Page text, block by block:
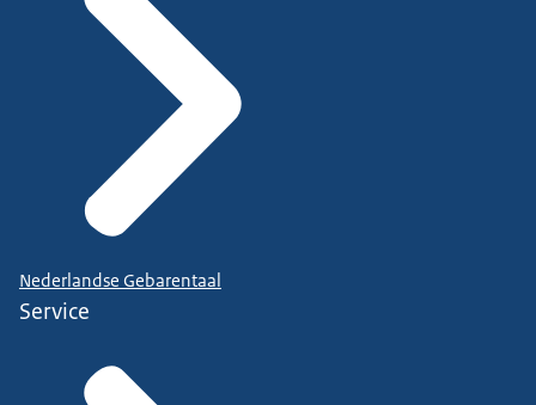
Nederlandse Gebarentaal
Service